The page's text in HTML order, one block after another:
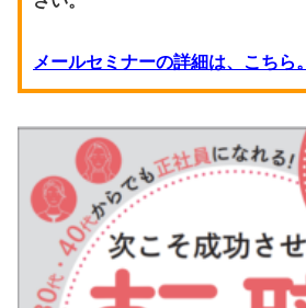
メールセミナーの詳細は、こちら。